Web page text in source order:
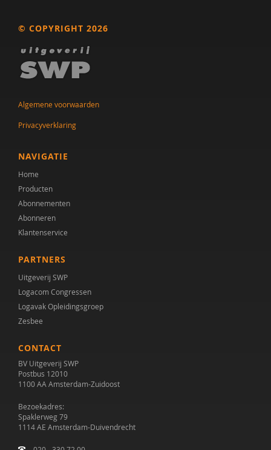
© COPYRIGHT 2026
Algemene voorwaarden
Privacyverklaring
NAVIGATIE
Home
Producten
Abonnementen
Abonneren
Klantenservice
PARTNERS
Uitgeverij SWP
Logacom Congressen
Logavak Opleidingsgroep
Zesbee
CONTACT
BV Uitgeverij SWP
Postbus 12010
1100 AA Amsterdam-Zuidoost
Bezoekadres:
Spaklerweg 79
1114 AE Amsterdam-Duivendrecht